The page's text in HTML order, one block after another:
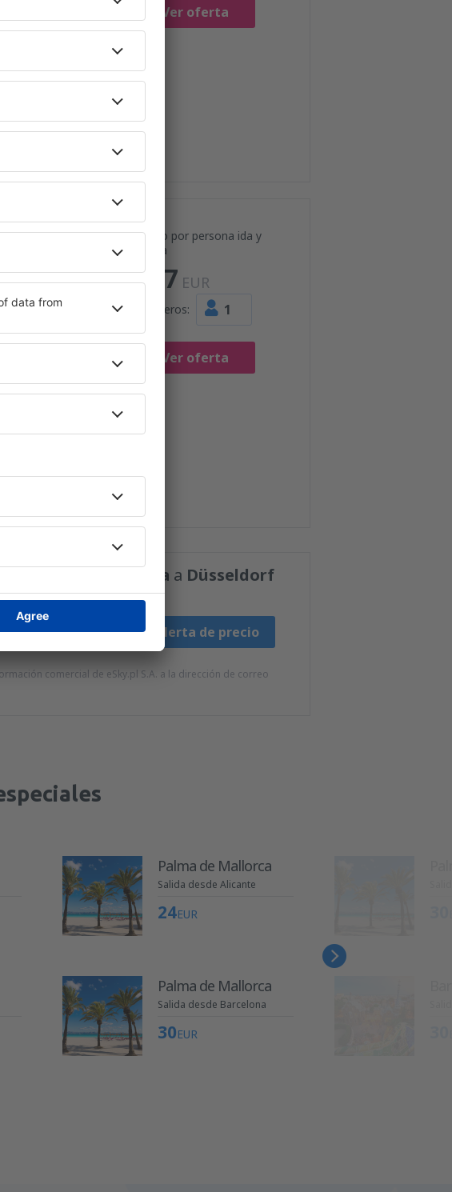
Ver oferta
Precio por persona ida y
vuelta
127 EUR
Pasajeros: 1
Ver oferta
detalles
Palma de Mallorca a Düsseldorf
EUR Fijar alerta de precio
comercial de eSky.pl S.A. a la dirección de correo
Palma de Mallorca
Salida desde Alicante
24EUR
Palma de Mallorca
Salida desde Barcelona
30EUR